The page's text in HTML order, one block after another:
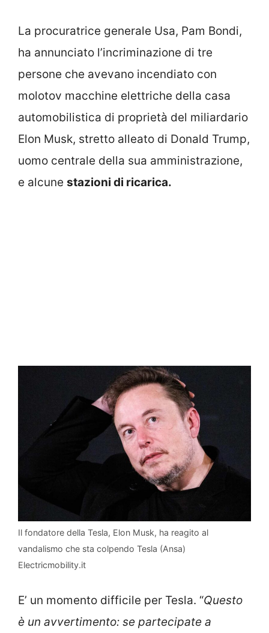
La procuratrice generale Usa, Pam Bondi,
ha annunciato l’incriminazione di tre
persone che avevano incendiato con
molotov macchine elettriche della casa
automobilistica di proprietà del miliardario
Elon Musk, stretto alleato di Donald Trump,
uomo centrale della sua amministrazione,
e alcune stazioni di ricarica.
Il fondatore della Tesla, Elon Musk, ha reagito al
vandalismo che sta colpendo Tesla (Ansa)
Electricmobility.it
E’ un momento difficile per Tesla. “Questo
è un avvertimento: se partecipate a